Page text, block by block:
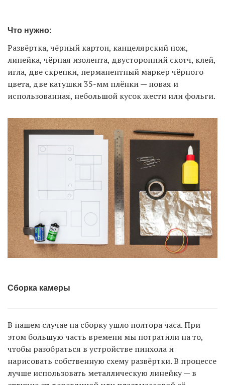
Что нужно:
Развёртка, чёрный картон, канцелярский нож,
линейка, чёрная изолента, двусторонний скотч, клей,
игла, две скрепки, перманентный маркер чёрного
цвета, две катушки 35-мм плёнки — новая и
использованная, небольшой кусок жести или фольги.
Сборка камеры
В нашем случае на сборку ушло полтора часа. При
этом большую часть времени мы потратили на то,
чтобы разобраться в устройстве пинхола и
нарисовать собственную схему развёртки. В процессе
лучше использовать металлическую линейку — в